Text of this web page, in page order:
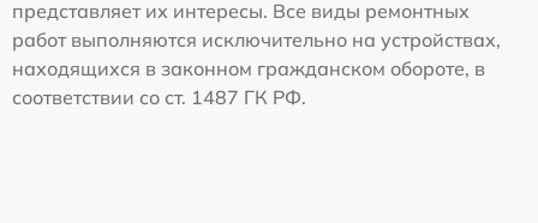
представляет их интересы. Все виды ремонтных
работ выполняются исключительно на устройствах,
находящихся в законном гражданском обороте, в
соответствии со ст. 1487 ГК РФ.